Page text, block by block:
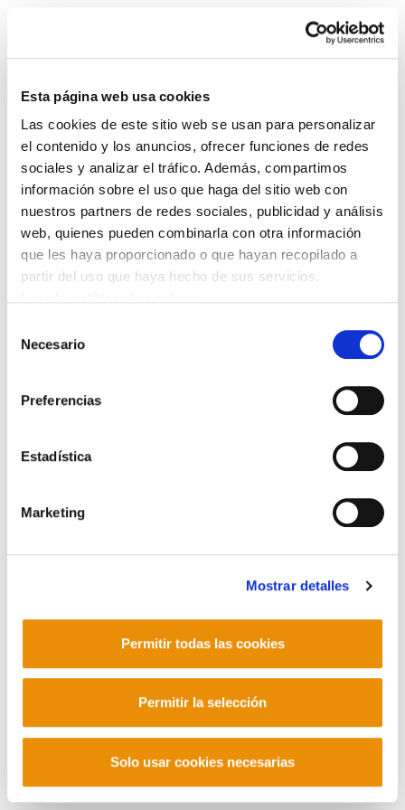
Esta página web usa cookies
Las cookies de este sitio web se usan para personalizar
el contenido y los anuncios, ofrecer funciones de redes
sociales y analizar el tráfico. Además, compartimos
información sobre el uso que haga del sitio web con
nuestros partners de redes sociales, publicidad y análisis
web, quienes pueden combinarla con otra información
que les haya proporcionado o que hayan recopilado a
partir del uso que haya hecho de sus servicios.
Necesario
Preferencias
Estadística
Marketing
Mostrar detalles
Permitir todas las cookies
Permitir la selección
Solo usar cookies necesarias
Enbata + Alda! 2007
Enbata-Alda2007(98).pdf954.5 KB
POLÍTICA DE COOKIES
CANAL DE INFORMACIÓN
POLÍTICA DE PRIVACIDAD
MAPA DEL SITIO
ACCESIBILIDAD
Barrainkua 13 - 48009 Bilbo -
Telf. +33 (0) 559 25 65 52
Mastodon